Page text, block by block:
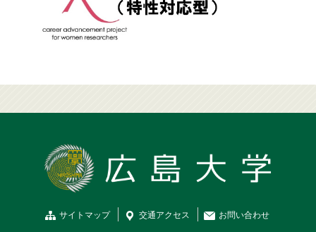
サイトマップ 交通アクセス お問い合わせ